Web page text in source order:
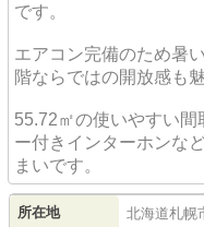
です。
エアコン完備のため暑
階ならではの開放感も
55.72㎡の使いやすい間
ー付きインターホンな
まいです。
所在地 北海道札幌